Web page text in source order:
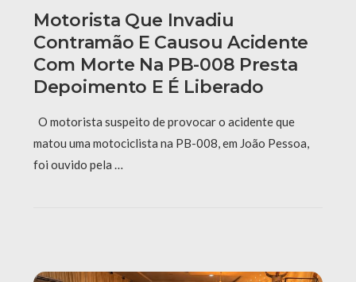
Motorista Que Invadiu
Contramão E Causou Acidente
Com Morte Na PB-008 Presta
Depoimento E É Liberado
O motorista suspeito de provocar o acidente que
matou uma motociclista na PB-008, em João Pessoa,
foi ouvido pela …